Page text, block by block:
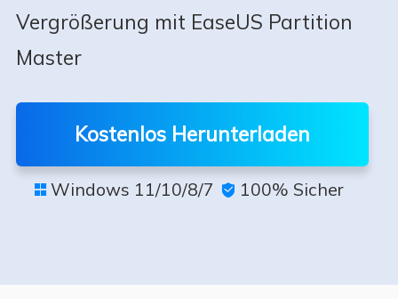
Vergrößerung mit EaseUS Partition
Master
Kostenlos Herunterladen
 Windows 11/10/8/7  100% Sicher